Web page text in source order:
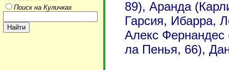
Поиск на Куличках
89), Аранда
Гарсия, Ибарра,
Алекс
ла Пенья, 66),